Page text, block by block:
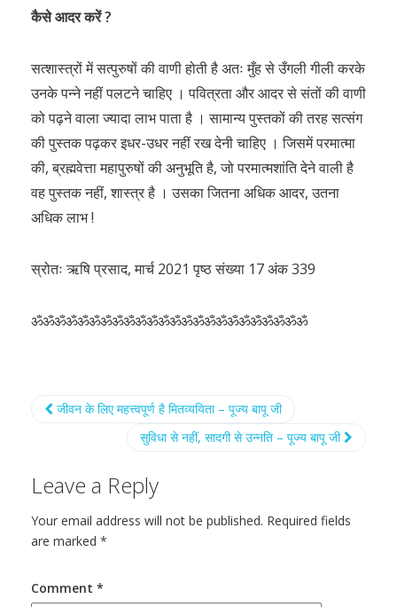
कैसे आदर करें ?
सत्शास्त्रों में सत्पुरुषों की वाणी होती है अतः मुँह से उँगली गीली करके
उनके पन्ने नहीं पलटने चाहिए । पवित्रता और आदर से संतों की वाणी
को पढ़ने वाला ज्यादा लाभ पाता है । सामान्य पुस्तकों की तरह सत्संग
की पुस्तक पढ़कर इधर-उधर नहीं रख देनी चाहिए । जिसमें परमात्मा
की, ब्रह्मवेत्ता महापुरुषों की अनुभूति है, जो परमात्मशांति देने वाली है
वह पुस्तक नहीं, शास्त्र है । उसका जितना अधिक आदर, उतना
अधिक लाभ !
स्रोतः ऋषि प्रसाद, मार्च 2021 पृष्ठ संख्या 17 अंक 339
ॐॐॐॐॐॐॐॐॐॐॐॐॐॐॐॐॐॐॐॐॐॐॐॐ
जीवन के लिए महत्त्वपूर्ण है मितव्ययिता – पूज्य बापू जी
सुविधा से नहीं, सादगी से उन्नति – पूज्य बापू जी
Leave a Reply
Your email address will not be published. Required fields
are marked *
Comment *